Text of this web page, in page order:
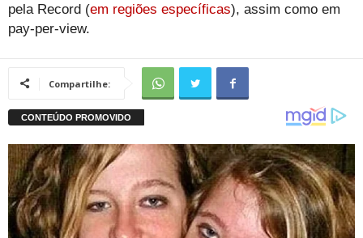
pela Record (em regiões específicas), assim como em
pay-per-view.
Compartilhe: